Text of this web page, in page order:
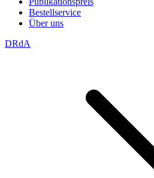
Bestellservice
Über uns
DRdA